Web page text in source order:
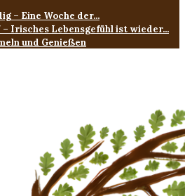
– Eine Woche der...
Irisches Lebensgefühl ist wieder...
und Genießen